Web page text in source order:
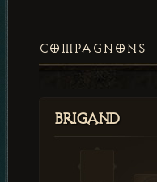
COMPAGNONS
Brigand